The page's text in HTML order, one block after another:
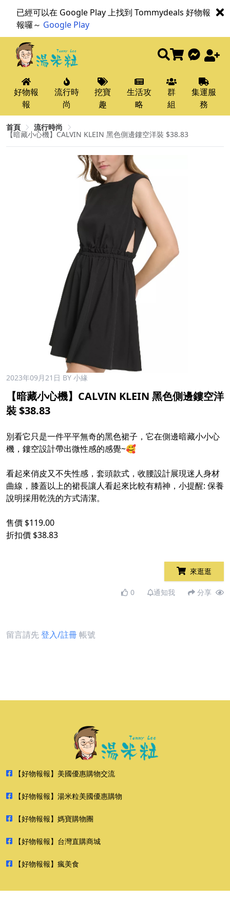
已經可以在 Google Play 上找到 Tommydeals 好物報
報囉～ Google Play
好物報
報
流行時
尚
挖寶
趣
生活攻
略
群
組
集運服
務
首頁 流行時尚
【暗藏小心機】CALVIN KLEIN 黑色側邊鏤空洋裝 $38.83
2023年09月21日 BY 小緣
【暗藏小心機】CALVIN KLEIN 黑色側邊鏤空洋
裝 $38.83
別看它只是一件平平無奇的黑色裙子，它在側邊暗藏小小心
機，鏤空設計帶出微性感的感覺~🥰
看起來俏皮又不失性感，套頭款式，收腰設計展現迷人身材
曲線，膝蓋以上的裙長讓人看起來比較有精神，小提醒: 保養
說明採用乾洗的方式清潔。
售價 $119.00
折扣價 $38.83
來逛逛
0 通知我 分享
留言請先登入/註冊帳號
【好物報報】美國優惠購物交流
【好物報報】湯米粒美國優惠購物
【好物報報】媽寶購物團
【好物報報】台灣直購商城
【好物報報】瘋美食